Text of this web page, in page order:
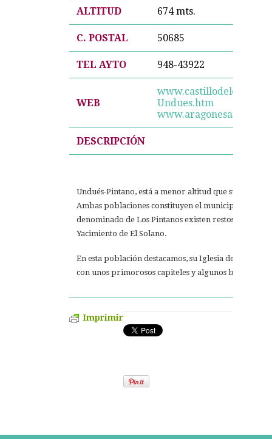
ALTITUD 674 mts.
C. POSTAL 50685
TEL AYTO 948-43922
WEB
Undues.htm
www.aragonesasi.com
DESCRIPCIÓN
Undués-Pintano, está a menor altitud que su vecino
Ambas poblaciones constituyen el municipio de Los
denominado de Los Pintanos existen restos
Yacimiento de El Solano.
En esta población destacamos, su Iglesia de San
con unos primorosos capiteles y algunos bellos
Imprimir